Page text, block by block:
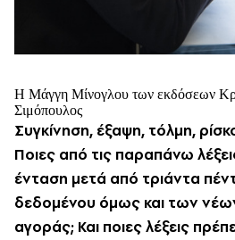
Η Μάγγη Μίνογλου των εκδόσεων
Σιμόπουλος
Συγκίνηση, έξαψη, τόλμη,
Ποιες από τις παραπάνω
ένταση μετά από τριάντα
δεδομένου όμως και των
αγοράς; Και ποιες λέξεις